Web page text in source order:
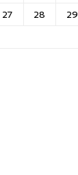
27 28
29